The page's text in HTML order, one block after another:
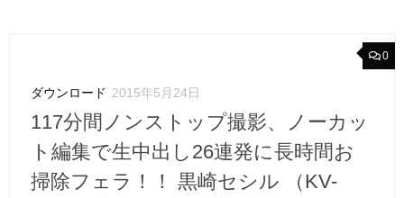
0
ダウンロード 2015年5月24日
117分間ノンストップ撮影、ノーカッ
ト編集で生中出し26連発に長時間お
掃除フェラ！！ 黒崎セシル （KV-